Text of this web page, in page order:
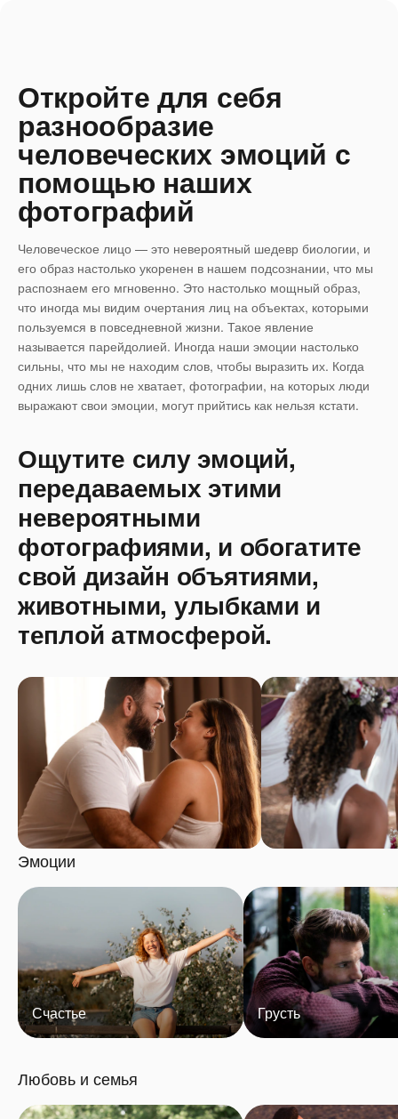
Откройте для себя
разнообразие
человеческих эмоций с
помощью наших
фотографий
Человеческое лицо — это невероятный шедевр биологии, и
его образ настолько укоренен в нашем подсознании, что мы
распознаем его мгновенно. Это настолько мощный образ,
что иногда мы видим очертания лиц на объектах, которыми
пользуемся в повседневной жизни. Такое явление
называется парейдолией. Иногда наши эмоции настолько
сильны, что мы не находим слов, чтобы выразить их. Когда
одних лишь слов не хватает, фотографии, на которых люди
выражают свои эмоции, могут прийтись как нельзя кстати.
Ощутите силу эмоций,
передаваемых этими
невероятными
фотографиями, и обогатите
свой дизайн объятиями,
животными, улыбками и
теплой атмосферой.
Эмоции
Счастье Грусть
Любовь и семья